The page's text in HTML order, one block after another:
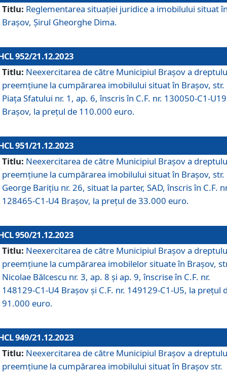
Titlu: Reglementarea situației juridice a imobilului situat
Brașov, Șirul Gheorghe Dima.
952/21.12.2023
Titlu: Neexercitarea de către Municipiul Brașov a
preemțiune la cumpărarea imobilului situat în Brașov, str.
Piața Sfatului nr. 1, ap. 6, înscris în C.F. nr. 130050-C1-U19
Brașov, la prețul de 110.000 euro.
951/21.12.2023
Titlu: Neexercitarea de către Municipiul Brașov a
preemțiune la cumpărarea imobilului situat în Brașov, str.
George Barițiu nr. 26, situat la parter, SAD, înscris în C.F.
128465-C1-U4 Brașov, la prețul de 33.000 euro.
950/21.12.2023
Titlu: Neexercitarea de către Municipiul Brașov a
preemțiune la cumpărarea imobilelor situate în Brașov,
Nicolae Bălcescu nr. 3, ap. 8 și ap. 9, înscrise în C.F. nr.
148129-C1-U4 Brașov și C.F. nr. 149129-C1-U5, la prețul
91.000 euro.
949/21.12.2023
Titlu: Neexercitarea de către Municipiul Brașov a
preemțiune la cumpărarea imobilului situat în Brașov str.